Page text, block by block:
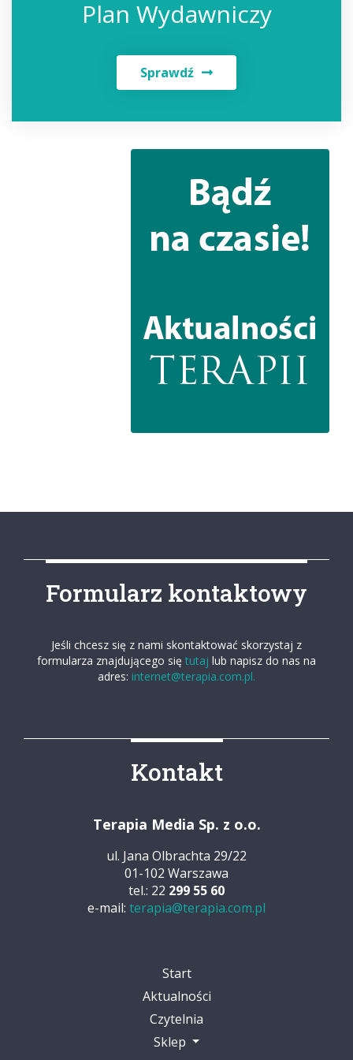
Plan Wydawniczy
Sprawdź
Formularz kontaktowy
Jeśli chcesz się z nami skontaktować skorzystaj z
formularza znajdującego się tutaj lub napisz do nas na
adres: internet@terapia.com.pl.
Kontakt
Terapia Media Sp. z o.o.
ul. Jana Olbrachta 29/22
01-102 Warszawa
tel.: 22 299 55 60
e-mail: terapia@terapia.com.pl
Start
Aktualności
Czytelnia
Sklep